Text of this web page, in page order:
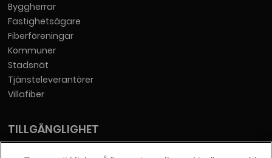
Byggherrar
Fastighetsägare
Fiberföreningar
Kommuner
Stadsnät
Tjänsteleverantörer
Villafiber
TILLGÄNGLIGHET
Tillgänglighetsredogörelse